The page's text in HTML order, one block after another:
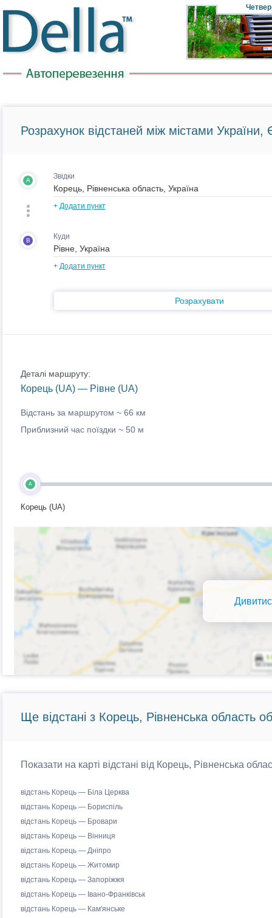
Четвер
Розрахунок відстаней між містами України,
A Звідки
+ Додати пункт
B Куди
+ Додати пункт
Розрахувати
Деталі маршруту:
Корець (UA) — Рівне (UA)
Відстань за маршрутом ~ 66 км
Приблизний час поїздки ~ 50 м
A
Корець (UA)
Ще відстані з Корець, Рівненська область
Показати на карті відстані від Корець, Рівненська
відстань Корець — Біла Церква
відстань Корець — Бориспіль
відстань Корець — Бровари
відстань Корець — Вінниця
відстань Корець — Дніпро
відстань Корець — Житомир
відстань Корець — Запоріжжя
відстань Корець — Івано-Франківськ
відстань Корець — Кам'янське